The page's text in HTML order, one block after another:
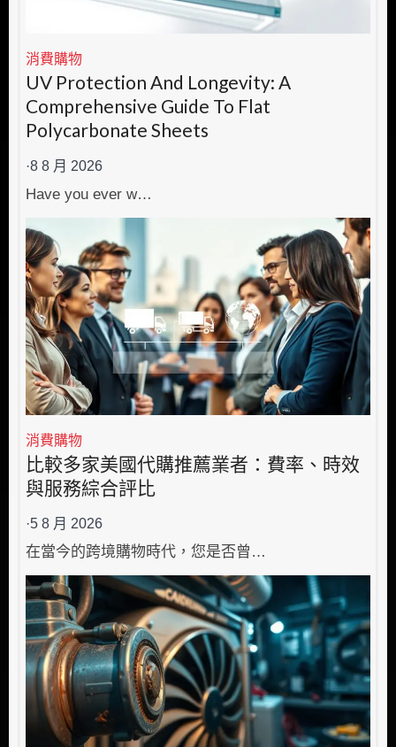
消費購物
UV Protection And Longevity: A
Comprehensive Guide To Flat
Polycarbonate Sheets
·8 8 月 2026
Have you ever w…
消費購物
比較多家美國代購推薦業者：費率、時效
與服務綜合評比
·5 8 月 2026
在當今的跨境購物時代，您是否曾…